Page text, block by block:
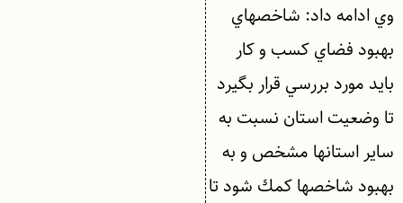
وي ادامه داد: شاخصهاي
بهبود فضاي كسب و كار
بايد مورد بررسي قرار بگيرد
تا وضعيت استان نسبت به
ساير استانها مشخص و به
بهبود شاخصها كمك شود تا